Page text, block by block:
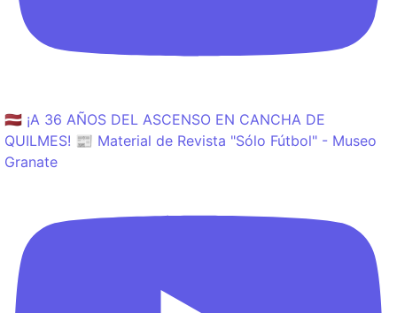
🇱🇻 ¡A 36 AÑOS DEL ASCENSO EN CANCHA DE
QUILMES! 📰 Material de Revista "Sólo Fútbol" - Museo
Granate